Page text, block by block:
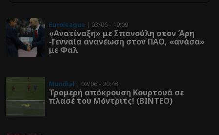
Euroleague | 03/06 - 19:09
«Ανατίναξη» με Σπανούλη στον Άρη
-Γενναία ανανέωση στον ΠΑΟ, «ανάσα»
με Φαλ
Mundial | 02/06 - 20:48
Τρομερή απόκρουση Κουρτουά σε
πλασέ του Μόντριτς! (ΒΙΝΤΕΟ)